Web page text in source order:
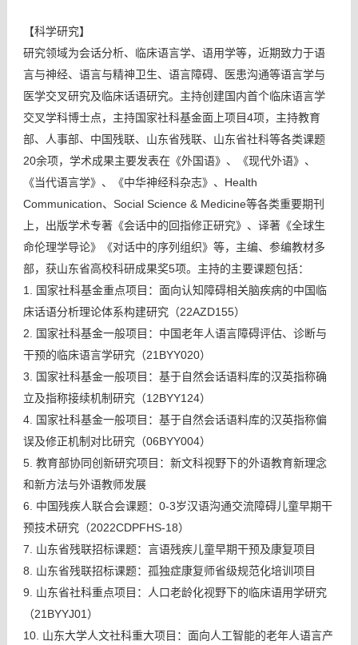
【科学研究】
研究领域为会话分析、临床语言学、语用学等，近期致力于语
言与神经、语言与精神卫生、语言障碍、医患沟通等语言学与
医学交叉研究及临床话语研究。主持创建国内首个临床语言学
交叉学科博士点，主持国家社科基金面上项目4项，主持教育
部、人事部、中国残联、山东省残联、山东省社科等各类课题
20余项，学术成果主要发表在《外国语》、《现代外语》、
《当代语言学》、《中华神经科杂志》、Health
Communication、Social Science & Medicine等各类重要期刊
上，出版学术专著《会话中的回指修正研究》、译著《全球生
命伦理学导论》《对话中的序列组织》等，主编、参编教材多
部，获山东省高校科研成果奖5项。主持的主要课题包括：
1. 国家社科基金重点项目：面向认知障碍相关脑疾病的中国临
床话语分析理论体系构建研究（22AZD155）
2. 国家社科基金一般项目：中国老年人语言障碍评估、诊断与
干预的临床语言学研究（21BYY020）
3. 国家社科基金一般项目：基于自然会话语料库的汉英指称确
立及指称接续机制研究（12BYY124）
4. 国家社科基金一般项目：基于自然会话语料库的汉英指称偏
误及修正机制对比研究（06BYY004）
5. 教育部协同创新研究项目：新文科视野下的外语教育新理念
和新方法与外语教师发展
6. 中国残疾人联合会课题：0-3岁汉语沟通交流障碍儿童早期干
预技术研究（2022CDPFHS-18）
7. 山东省残联招标课题：言语残疾儿童早期干预及康复项目
8. 山东省残联招标课题：孤独症康复师省级规范化培训项目
9. 山东省社科重点项目：人口老龄化视野下的临床语用学研究
（21BYYJ01）
10. 山东大学人文社科重大项目：面向人工智能的老年人语言产